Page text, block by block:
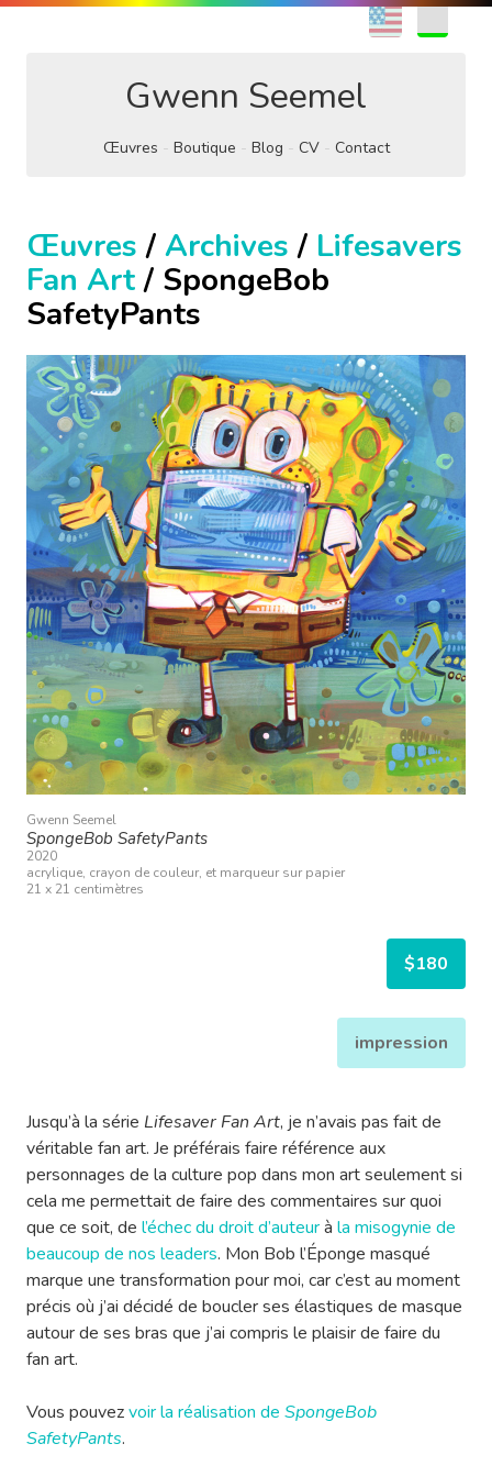
EN
Gwenn Seemel
Œuvres Boutique Blog CV Contact
Œuvres / Archives / Lifesavers
Fan Art/ SpongeBob
SafetyPants
Gwenn Seemel
SpongeBob SafetyPants
2020
acrylique, crayon de couleur, et marqueur sur papier
21 x 21 centimètres
$180
impression
Jusqu’à la série Lifesaver Fan Art, je n’avais pas fait de
véritable fan art. Je préférais faire référence aux
personnages de la culture pop dans mon art seulement si
cela me permettait de faire des commentaires sur quoi
que ce soit, de l’échec du droit d’auteurà la misogynie de
beaucoup de nos leaders. Mon Bob l’Éponge masqué
marque une transformation pour moi, car c’est au moment
précis où j’ai décidé de boucler ses élastiques de masque
autour de ses bras que j’ai compris le plaisir de faire du
fan art.
Vous pouvezvoir la réalisation de SpongeBob
SafetyPants.